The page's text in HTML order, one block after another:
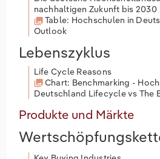
nachhaltigen Zukunft bis 2030
Table: Hochschulen in
Outlook
Lebenszyklus
Life Cycle Reasons
Chart: Benchmarking -
Deutschland Lifecycle vs The
Produkte und Märkte